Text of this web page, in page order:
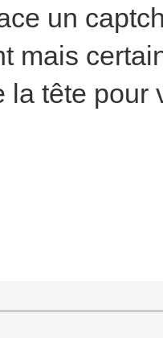
un
mais
la tête pour